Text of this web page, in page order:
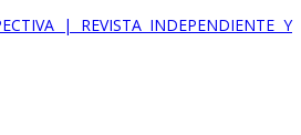
| REVISTA INDEPENDIENTE Y